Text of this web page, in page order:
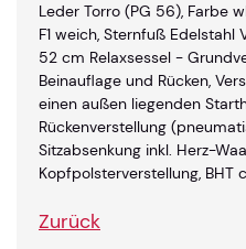
Leder Torro (PG 56), Farbe
F1 weich, Sternfuß Edelstahl
52 cm Relaxsessel -
Beinauflage und Rücken,
einen außen liegenden
Rückenverstellung
Sitzabsenkung inkl. Herz-
Kopfpolsterverstellung, BHT
Zurück